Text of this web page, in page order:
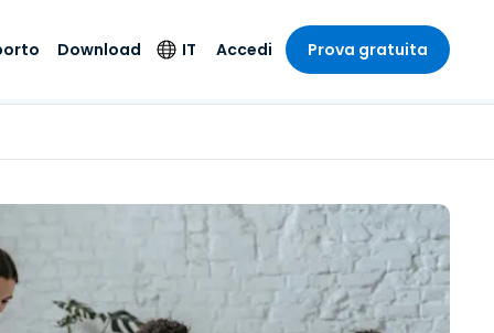
on-
Antivirus
Rilevamento degli
endpoint e risposta
Accesso e controllo
Wi-Fi Foxpass
sanitaria
e
Download IT
Deutsch
Español
Français
Accedi Prova gratuita